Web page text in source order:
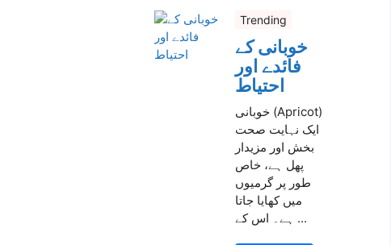
Trending
خوبانی کے
فائدے اور
احتیاط
خوبانی (Apricot)
ایک نہایت صحت
بخش اور مزیدار
پھل ہے، خاص
طور پر گرمیوں
میں کھایا جاتا
ہے۔ اس کے ...